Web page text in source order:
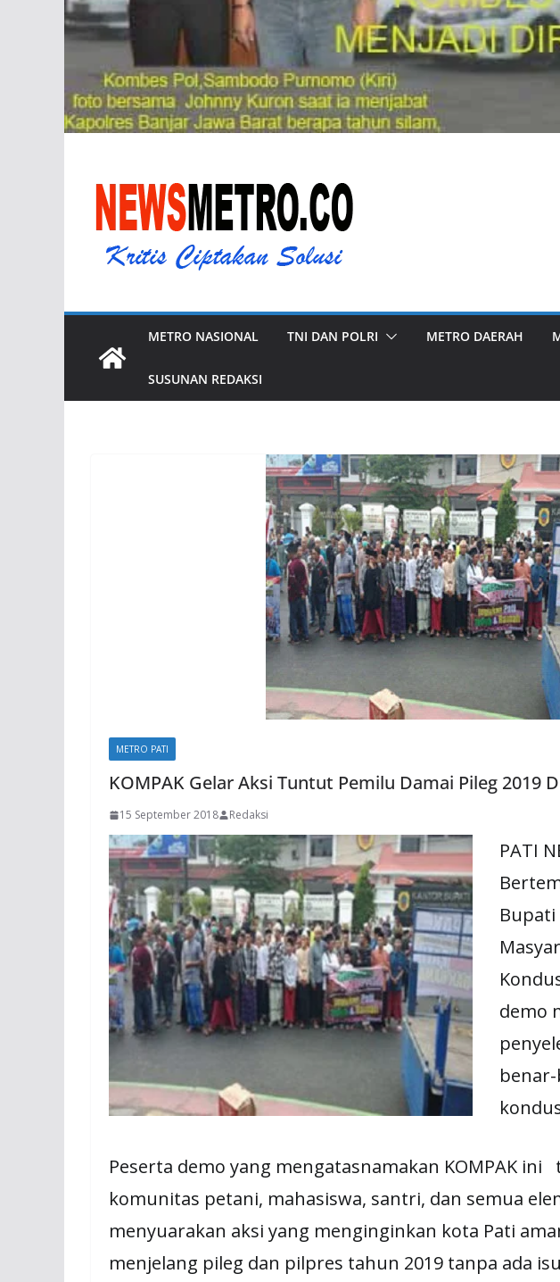
METRO NASIONAL TNI DAN POLRI METRO DAERAH
SUSUNAN REDAKSI
METRO PATI
KOMPAK Gelar Aksi Tuntut Pemilu Damai Pileg 2019
15 September 2018 Redaksi
PATI
Bupati
demo
Peserta demo yang mengatasnamakan KOMPAK
komunitas petani, mahasiswa, santri, dan semua
menyuarakan aksi yang menginginkan kota Pati
menjelang pileg dan pilpres tahun 2019 tanpa ada